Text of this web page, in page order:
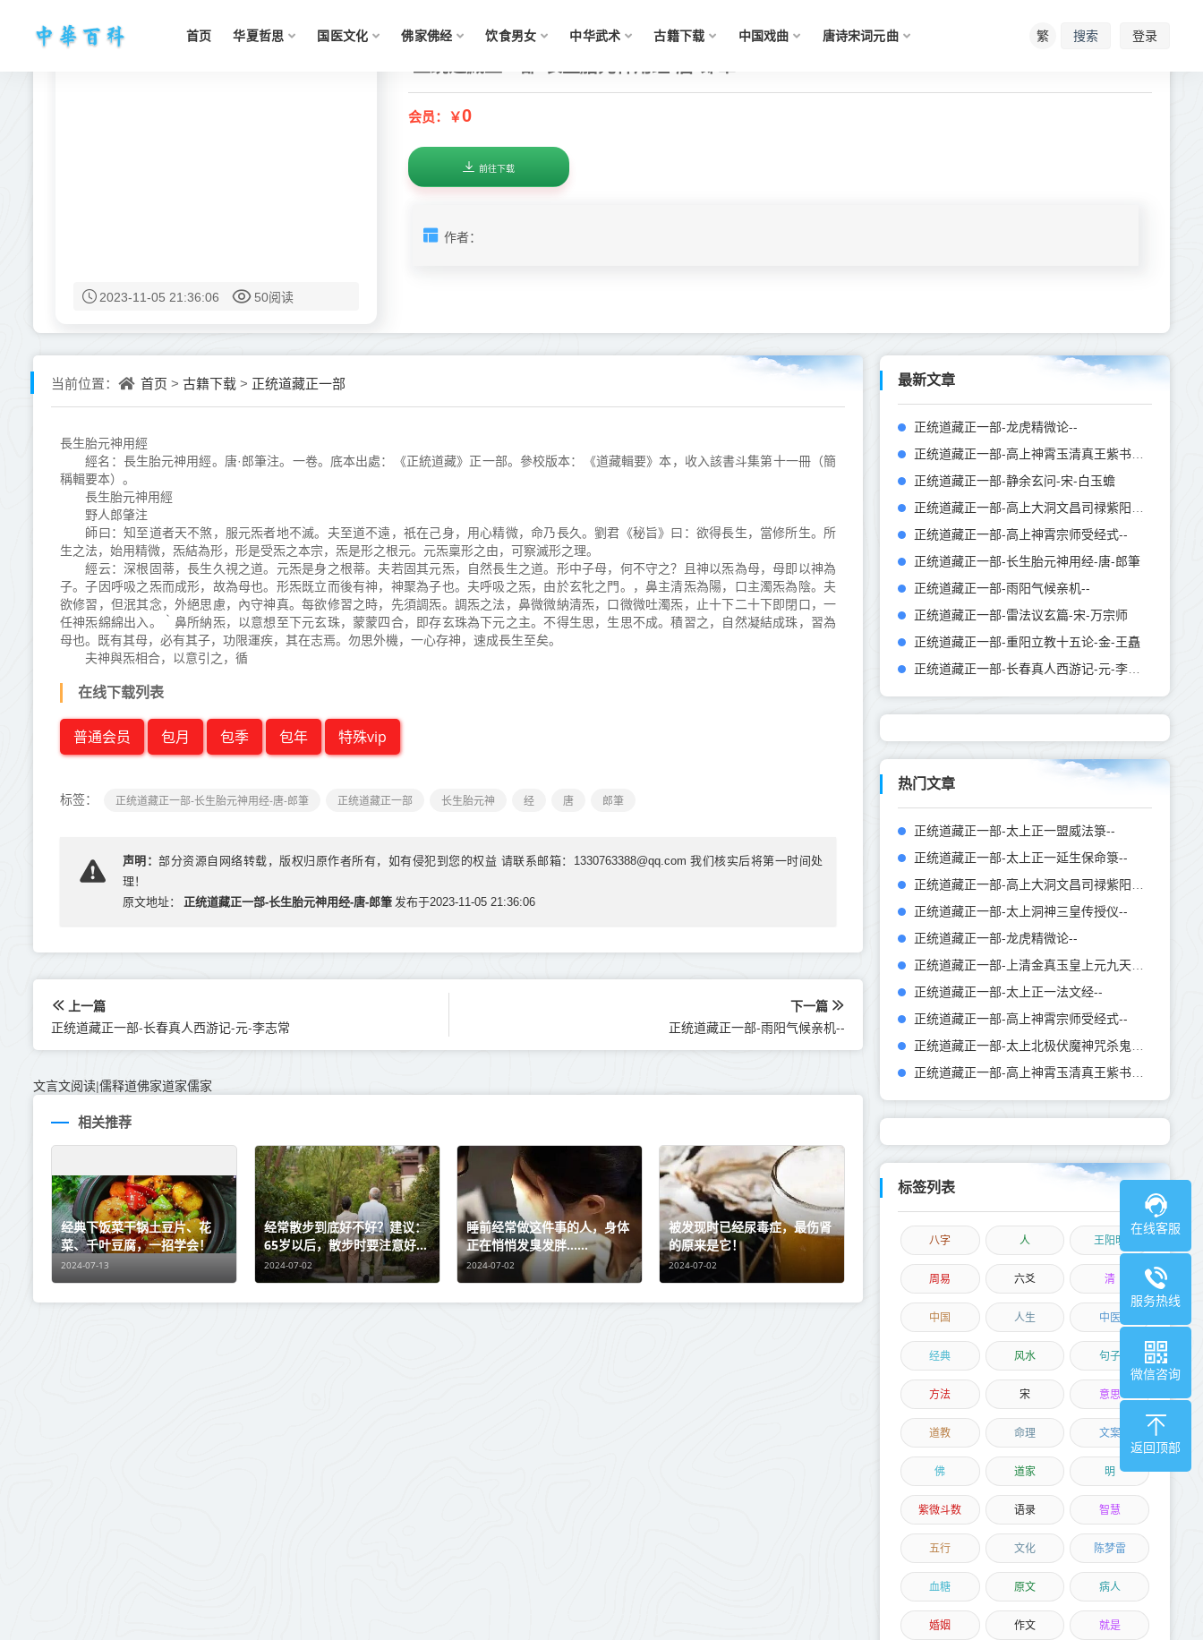
首页 华夏哲思 国医文化 佛家佛经 饮食男女 中华武术 古籍下载 中国戏曲 唐诗宋词元曲 繁 搜索 登录
2023-11-05 21:36:06 50阅读
会员：￥0
前往下载
作者：
当前位置： 首页 > 古籍下载 > 正统道藏正一部
長生胎元神用經
經名：長生胎元神用經。唐·郎筆注。一卷。底本出處：《正統道藏》正一部。參校版本：《道藏輯要》本，收入該書斗集第十一冊（簡
稱輯要本）。
長生胎元神用經
野人郎肇注
師曰：知至道者天不煞，服元炁者地不滅。夫至道不遠，祇在己身，用心精微，命乃長久。劉君《秘旨》曰：欲得長生，當修所生。所
生之法，始用精微，炁結為形，形是受炁之本宗，炁是形之根元。元炁稟形之由，可察滅形之理。
經云：深根固蒂，長生久視之道。元炁是身之根蒂。夫若固其元炁，自然長生之道。形中子母，何不守之？且神以炁為母，母即以神為
子。子因呼吸之炁而成形，故為母也。形炁既立而後有神，神聚為子也。夫呼吸之炁，由於玄牝之門。，鼻主清炁為陽，口主濁炁為陰。夫
欲修習，但泯其念，外絕思慮，內守神真。每欲修習之時，先須調炁。調炁之法，鼻微微納清炁，口微微吐濁炁，止十下二十下即閉口，一
任神炁綿綿出入。｀鼻所納炁，以意想至下元玄珠，蒙蒙四合，即存玄珠為下元之主。不得生思，生思不成。積習之，自然凝結成珠，習為
母也。既有其母，必有其子，功限運疾，其在志焉。勿思外機，一心存神，速成長生至矣。
夫神與炁相合，以意引之，循
在线下载列表
普通会员 包月 包季 包年 特殊vip
标签： 正统道藏正一部-长生胎元神用经-唐-郎筆 正统道藏正一部 长生胎元神 经 唐 郎筆
声明：部分资源自网络转载，版权归原作者所有，如有侵犯到您的权益 请联系邮箱：1330763388@qq.com 我们核实后将第一时间处
理！
原文地址：
正统道藏正一部-长生胎元神用经-唐-郎筆 发布于2023-11-05 21:36:06
上一篇
正统道藏正一部-长春真人西游记-元-李志常
下一篇
正统道藏正一部-雨阳气候亲机--
文言文阅读|儒释道佛家道家儒家
相关推荐
经典下饭菜干锅土豆片、花
菜、千叶豆腐，一招学会！
2024-07-13
经常散步到底好不好？建议：
65岁以后，散步时要注意好这
4点
2024-07-02
睡前经常做这件事的人，身体
正在悄悄发臭发胖……
2024-07-02
被发现时已经尿毒症，最伤肾
的原来是它！
2024-07-02
最新文章
正统道藏正一部-龙虎精微论--
正统道藏正一部-静余玄问-宋-白玉蟾
正统道藏正一部-高上神霄宗师受经式--
正统道藏正一部-长生胎元神用经-唐-郎筆
正统道藏正一部-雨阳气候亲机--
正统道藏正一部-雷法议玄篇-宋-万宗师
正统道藏正一部-重阳立教十五论-金-王矗
热门文章
正统道藏正一部-太上正一盟威法箓--
正统道藏正一部-太上正一延生保命箓--
正统道藏正一部-太上洞神三皇传授仪--
正统道藏正一部-龙虎精微论--
正统道藏正一部-太上正一法文经--
正统道藏正一部-高上神霄宗师受经式--
标签列表
八字 人 王阳明
周易 六爻 清
中国 人生 中医
经典 风水 句子
方法 宋 意思
道教 命理 文案
佛 道家 明
紫微斗数 语录 智慧
五行 文化 陈梦雷
血糖 原文 病人
婚姻 作文 就是
在线客服
服务热线
微信咨询
返回顶部